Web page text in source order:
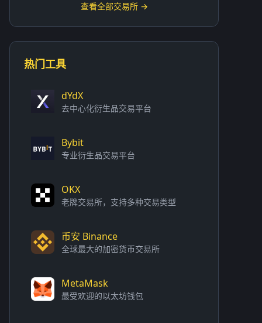
查看全部交易所 →
热门工具
dYdX
去中心化衍生品交易平台
Bybit
专业衍生品交易平台
OKX
老牌交易所，支持多种交易类型
币安 Binance
全球最大的加密货币交易所
MetaMask
最受欢迎的以太坊钱包